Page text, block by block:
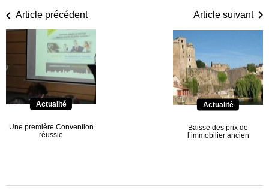
Article précédent
Actualité
Une première Convention
réussie
Article suivant
Actualité
Baisse des prix de
l’immobilier ancien